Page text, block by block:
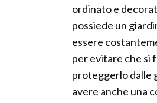
ordinato e
possiede un
essere
per evitare che si
proteggerlo dalle
avere anche una